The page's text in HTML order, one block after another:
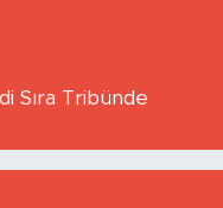
Sıra Tribünde